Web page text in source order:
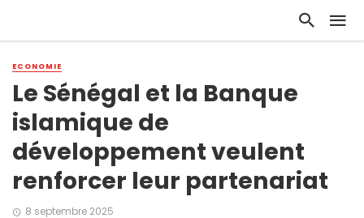
ECONOMIE
Le Sénégal et la Banque
islamique de
développement veulent
renforcer leur partenariat
8 septembre 2025